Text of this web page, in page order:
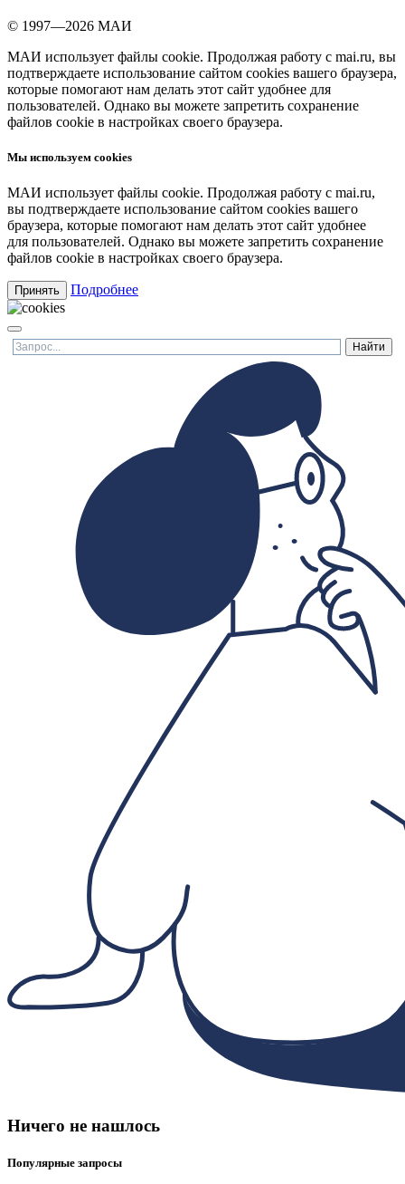
© 1997—2026 МАИ
МАИ использует файлы cookie. Продолжая работу с mai.ru, вы
подтверждаете использование сайтом cookies вашего браузера,
которые помогают нам делать этот сайт удобнее для
пользователей. Однако вы можете запретить сохранение
файлов cookie в настройках своего браузера.
Мы используем cookies
МАИ использует файлы cookie. Продолжая работу с mai.ru,
вы подтверждаете использование сайтом cookies вашего
браузера, которые помогают нам делать этот сайт удобнее
для пользователей. Однако вы можете запретить сохранение
файлов cookie в настройках своего браузера.
Принять Подробнее
Ничего не нашлось
Популярные запросы